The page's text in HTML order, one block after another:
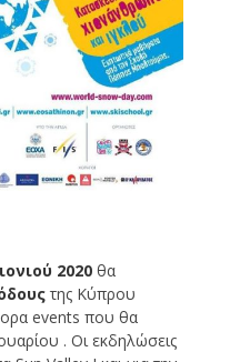
2020θα
της Κύπρου
events που θα
. Οι εκδηλώσεις